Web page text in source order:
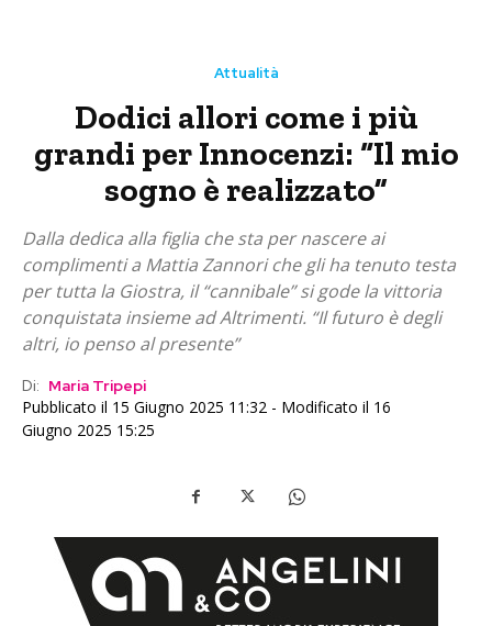
Attualità
Dodici allori come i più
grandi per Innocenzi: “Il mio
sogno è realizzato”
Dalla dedica alla figlia che sta per nascere ai
complimenti a Mattia Zannori che gli ha tenuto testa
per tutta la Giostra, il “cannibale” si gode la vittoria
conquistata insieme ad Altrimenti. “Il futuro è degli
altri, io penso al presente”
Di: Maria Tripepi
Pubblicato il 15 Giugno 2025 11:32 - Modificato il 16
Giugno 2025 15:25